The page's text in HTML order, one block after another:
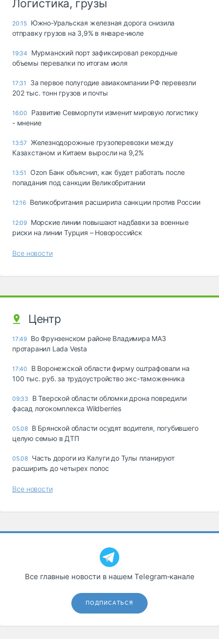
Логистика, грузы
20:15 Южно-Уральская железная дорога снизила
отправку грузов на 3,9% в январе-июле
19:34
Мурманский порт зафиксировал рекордные
объемы перевалки по итогам июля
17:31
За первое полугодие авиакомпании РФ перевезли
202 тыс. тонн грузов и почты
16:00
Развитие Севморпути изменит мировую логистику
- мнение
13:57
Железнодорожные грузоперевозки между
Казахстаном и Китаем выросли на 9,2%
13:51
Ozon Банк объяснил, как будет работать после
попадания под санкции Великобритании
12:16 Великобритания расширила санкции против России
12:09 Морские линии повышают надбавки за военные
риски на линии Турция – Новороссийск
Все новости
Центр
17:49 Во Фрунзенском районе Владимира МАЗ
протаранил Lada Vesta
17:40
В Воронежской области фирму оштрафовали на
100 тыс. руб. за трудоустройство экс-таможенника
09:33
В Тверской области обломки дрона повредили
фасад логокомплекса Wildberries
05.08 В Брянской области осудят водителя, погубившего
целую семью в ДТП
05.08 Часть дороги из Калуги до Тулы планируют
расширить до четырех полос
Все новости
Все главные новости в нашем Telegram‑канале
ПОДПИСАТЬСЯ